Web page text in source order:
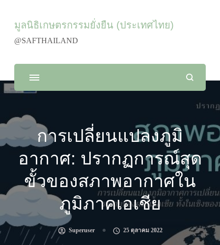
มูลนิธิเกษตรกรรมยั่งยืน (ประเทศไทย)
@SAFTHAILAND
การเปลี่ยนแปลงภูมิ
อากาศ: ปรากฏการณ์สุด
ขั้วของสภาพอากาศใน
ภูมิภาคเอเชีย
Superuser 25 ตุลาคม 2022